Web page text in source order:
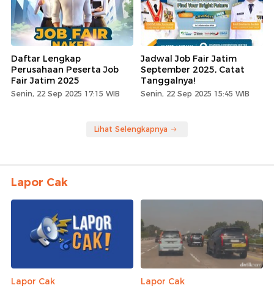
Daftar Lengkap
Perusahaan Peserta Job
Fair Jatim 2025
Senin, 22 Sep 2025 17:15 WIB
Jadwal Job Fair Jatim
September 2025, Catat
Tanggalnya!
Senin, 22 Sep 2025 15:45 WIB
Lihat Selengkapnya
Lapor Cak
Lapor Cak
Lapor Cak